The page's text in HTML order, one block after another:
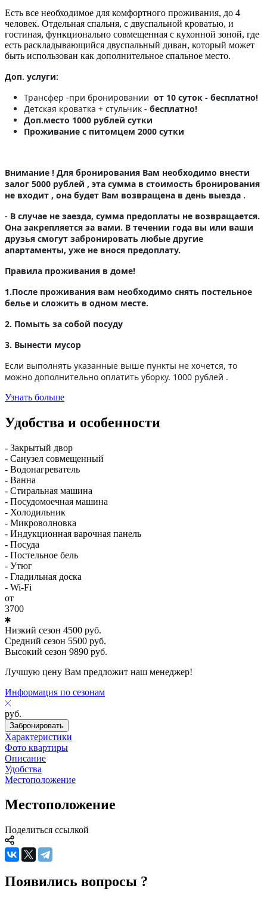
Есть все необходимое для комфортного проживания, до 4
человек. Отдельная спальня, с двуспальной кроватью, и
гостиная, функционально совмещенная с кухонной зоной, где
есть раскладывающийся двуспальный диван, который может
быть использован как дополнительное спальное место.
Доп. услуги:
Трансфер -при бронировании от 10 суток - бесплатно!
Детская кроватка + стульчик - бесплатно!
Доп.место 1000 рублей сутки
Проживание с питомцем 2000 сутки
Внимание ! Для бронирования Вам необходимо внести
залог 5000 рублей , эта сумма в стоимость бронирования
не входит , она будет Вам возвращена в день выезда .
- В случае не заезда, сумма предоплаты не возвращается.
Она закрепляется за вами. В течении года вы или ваши
друзья смогут забронировать любые другие
апартаменты, уже не внося предоплату.
Правила проживания в доме!
1.После проживания вам необходимо снять постельное
белье и сложить в одном месте.
2. Помыть за собой посуду
3. Вынести мусор
Если выполнять указанные выше пункты не хочется, то
можно дополнительно оплатить уборку. 1000 рублей .
Узнать больше
Удобства и особенности
- Закрытый двор
- Санузел совмещенный
- Водонагреватель
- Ванна
- Стиральная машина
- Посудомоечная машина
- Холодильник
- Микроволновка
- Индукционная варочная панель
- Посуда
- Постельное бель
- Утюг
- Гладильная доска
- Wi-Fi
от
3700
Низкий сезон 4500 руб.
Средний сезон 5500 руб.
Высокий сезон 9890 руб.
Лучшую цену Вам предложит наш менеджер!
Информация по сезонам
руб.
Забронировать
Характеристики
Фото квартиры
Описание
Удобства
Местоположение
Местоположение
Поделиться ссылкой
Появились вопросы ?